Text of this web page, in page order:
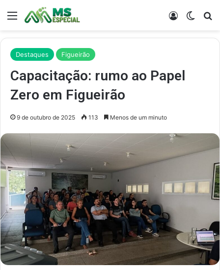
Menu Entrar
Destaques Figueirão
Capacitação: rumo ao Papel
Zero em Figueirão
9 de outubro de 2025 113 Menos de um minuto